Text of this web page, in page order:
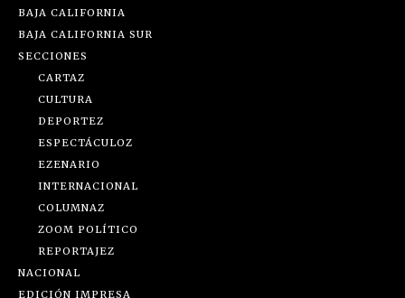
BAJA CALIFORNIA
BAJA CALIFORNIA SUR
SECCIONES
CARTAZ
CULTURA
DEPORTEZ
ESPECTÁCULOZ
EZENARIO
INTERNACIONAL
COLUMNAZ
ZOOM POLÍTICO
REPORTAJEZ
NACIONAL
EDICIÓN IMPRESA